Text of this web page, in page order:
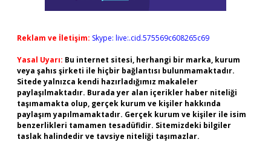
Reklam ve İletişim: Skype: live:.cid.575569c608265c69
Yasal Uyarı: Bu internet sitesi, herhangi bir marka, kurum
veya şahıs şirketi ile hiçbir bağlantısı bulunmamaktadır.
Sitede yalnızca kendi hazırladığımız makaleler
paylaşılmaktadır. Burada yer alan içerikler haber niteliği
taşımamakta olup, gerçek kurum ve kişiler hakkında
paylaşım yapılmamaktadır. Gerçek kurum ve kişiler ile isim
benzerlikleri tamamen tesadüfidir. Sitemizdeki bilgiler
taslak halindedir ve tavsiye niteliği taşımazlar.